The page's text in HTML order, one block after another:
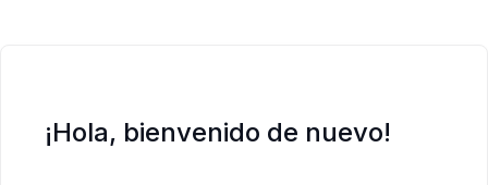
¡Hola, bienvenido de nuevo!